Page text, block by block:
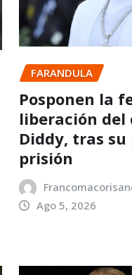
FARANDULA
Posponen la
liberación
Diddy, tras su
prisión
Ago 5, 2026